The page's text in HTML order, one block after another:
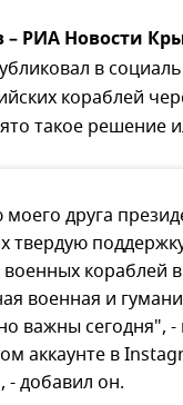
РИА Новости
в
кораблей
такое решение
друга
твердую
военных кораблей
военная и
важны сегодня", -
аккаунте в
- добавил он.